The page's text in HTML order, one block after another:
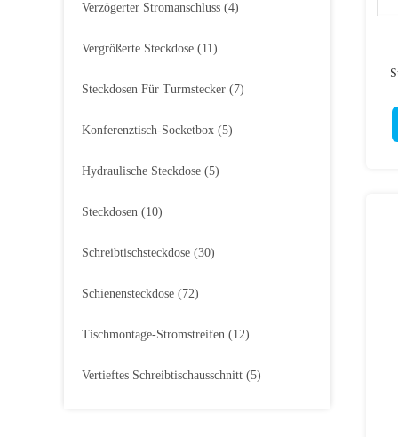
Verzögerter Stromanschluss (4)
Vergrößerte Steckdose (11)
Steckdosen Für Turmstecker (7)
Konferenztisch-Socketbox (5)
Hydraulische Steckdose (5)
Steckdosen (10)
Schreibtischsteckdose (30)
Schienensteckdose (72)
Tischmontage-Stromstreifen (12)
Vertieftes Schreibtischausschnitt (5)